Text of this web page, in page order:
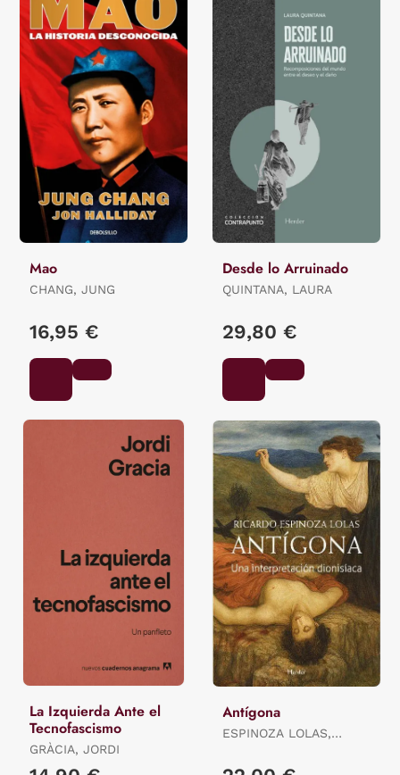
Mao
CHANG, JUNG
16,95 €
Desde lo Arruinado
QUINTANA, LAURA
29,80 €
La Izquierda Ante el
Tecnofascismo
GRÀCIA, JORDI
Antígona
ESPINOZA LOLAS,